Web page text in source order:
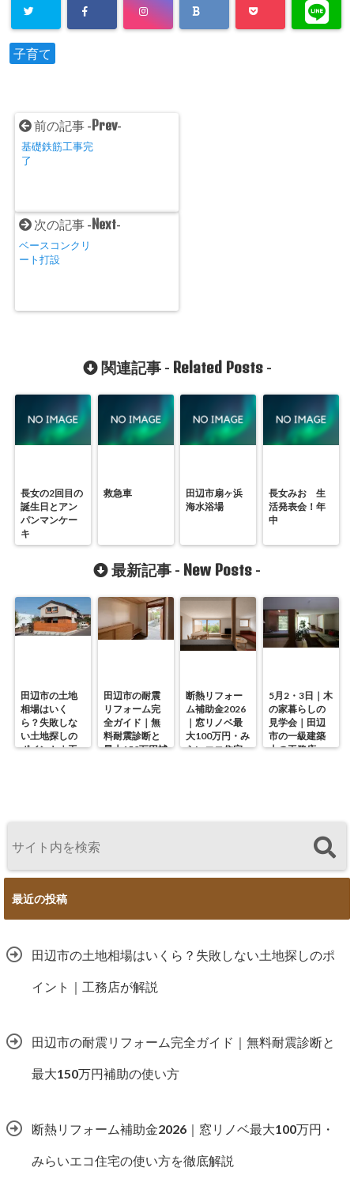
子育て
前の記事 - Prev-
基礎鉄筋工事完
了
次の記事 - Next-
ベースコンクリ
ート打設
関連記事 - Related Posts-
長女の2回目の
誕生日とアン
パンマンケー
キ
救急車
田辺市扇ヶ浜
海水浴場
長女みお 生
活発表会！年
中
最新記事 - New Posts -
田辺市の土地
相場はいく
ら？失敗しな
い土地探しの
ポイント｜工
田辺市の耐震
リフォーム完
全ガイド｜無
料耐震診断と
最大150万円補
断熱リフォー
ム補助金2026
｜窓リノベ最
大100万円・み
らいエコ住宅
5月2・3日｜木
の家暮らしの
見学会｜田辺
市の一級建築
士の工務店・
最近の投稿
田辺市の土地相場はいくら？失敗しない土地探しのポ
イント｜工務店が解説
田辺市の耐震リフォーム完全ガイド｜無料耐震診断と
最大150万円補助の使い方
断熱リフォーム補助金2026｜窓リノベ最大100万円・
みらいエコ住宅の使い方を徹底解説